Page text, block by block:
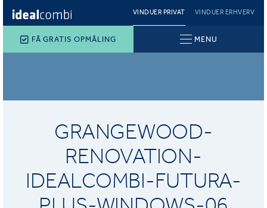
VINDUER PRIVAT VINDUER ERHVERV
FÅ GRATIS OPMÅLING MENU
GRANGEWOOD-
RENOVATION-
IDEALCOMBI-FUTURA-